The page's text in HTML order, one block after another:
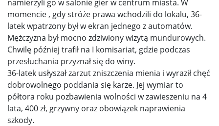
namierzyli go w salonie gier w centrum miasta. W
momencie , gdy stróże prawa wchodzili do lokalu, 36-
latek wpatrzony był w ekran jednego z automatów.
Mężczyzna był mocno zdziwiony wizytą mundurowych.
Chwilę później trafił na I komisariat, gdzie podczas
przesłuchania przyznał się do winy.
36-latek usłyszał zarzut zniszczenia mienia i wyraził chęć
dobrowolnego poddania się karze. Jej wymiar to
półtora roku pozbawienia wolności w zawieszeniu na 4
lata, 400 zł, grzywny oraz obowiązek naprawienia
szkody.